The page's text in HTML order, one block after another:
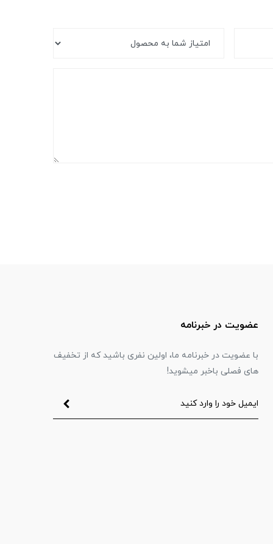
عضویت در خبرنامه
با عضویت در خبرنامه ما، اولین نفری باشید که از تخفیف
های فصلی باخبر میشوید!